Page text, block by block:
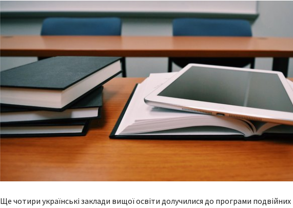
Ще чотири українські заклади вищої освіти долучилися до програми подвійних